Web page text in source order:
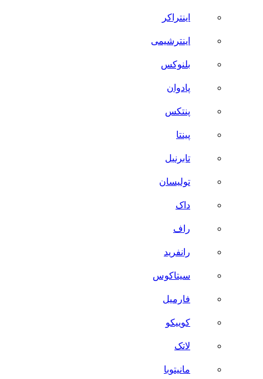
اینتراکر
اینترشیمی
بلنوکس
پادوان
پنتکس
پینتا
تابرنیل
تولیسان
داک
راف
رانفرید
سیتاکوس
فارمیل
کوییکو
لاتک
مانیتوبا